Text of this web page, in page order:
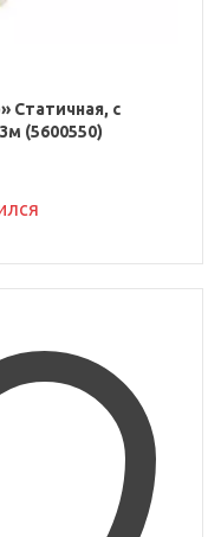
Статичная, с
(5600550)